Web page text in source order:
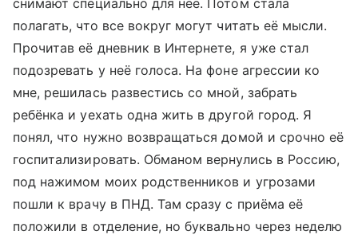
снимают специально для неё. Потом стала
полагать, что все вокруг могут читать её мысли.
Прочитав её дневник в Интернете, я уже стал
подозревать у неё голоса. На фоне агрессии ко
мне, решилась развестись со мной, забрать
ребёнка и уехать одна жить в другой город. Я
понял, что нужно возвращаться домой и срочно её
госпитализировать. Обманом вернулись в Россию,
под нажимом моих родственников и угрозами
пошли к врачу в ПНД. Там сразу с приёма её
положили в отделение, но буквально через неделю